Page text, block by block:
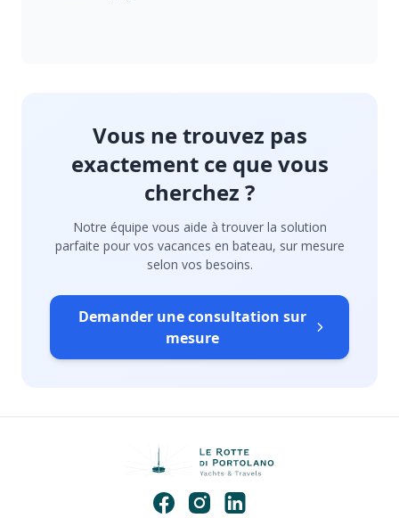
Vous ne trouvez pas
exactement ce que vous
cherchez ?
Notre équipe vous aide à trouver la solution
parfaite pour vos vacances en bateau, sur mesure
selon vos besoins.
Demander une consultation sur
mesure